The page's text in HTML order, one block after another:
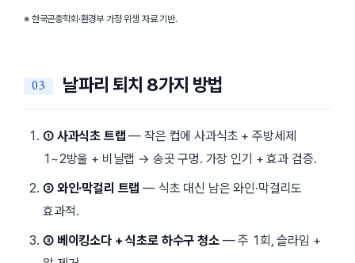
※ 한국곤충학회·환경부 가정 위생 자료 기반.
날파리 퇴치 8가지 방법
① 사과식초 트랩 — 작은 컵에 사과식초 + 주방세제
1~2방울 + 비닐랩 → 송곳 구멍. 가장 인기 + 효과 검증.
② 와인·막걸리 트랩 — 식초 대신 남은 와인·막걸리도
효과적.
③ 베이킹소다 + 식초로 하수구 청소— 주 1회, 슬라임 +